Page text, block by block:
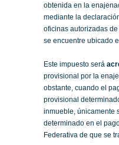
obtenida en la
mediante la
oficinas autorizadas
se encuentre ubicado
Este impuesto será
provisional por la
obstante, cuando el
provisional
inmueble, únicamente
determinado en el
Federativa de que se